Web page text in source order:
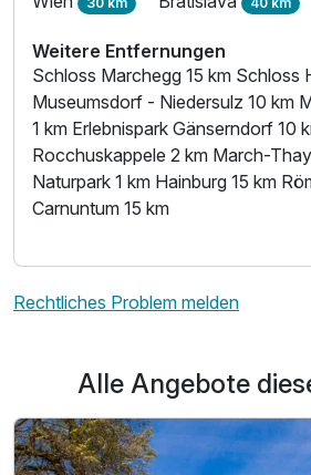
Weitere Entfernungen
Schloss Marchegg 15 km Schloss
Museumsdorf - Niedersulz 10 km
1 km Erlebnispark Gänserndorf 10
Rocchuskappele 2 km March-
Naturpark 1 km Hainburg 15 km
Carnuntum 15 km
Rechtliches Problem melden
Alle Angebote